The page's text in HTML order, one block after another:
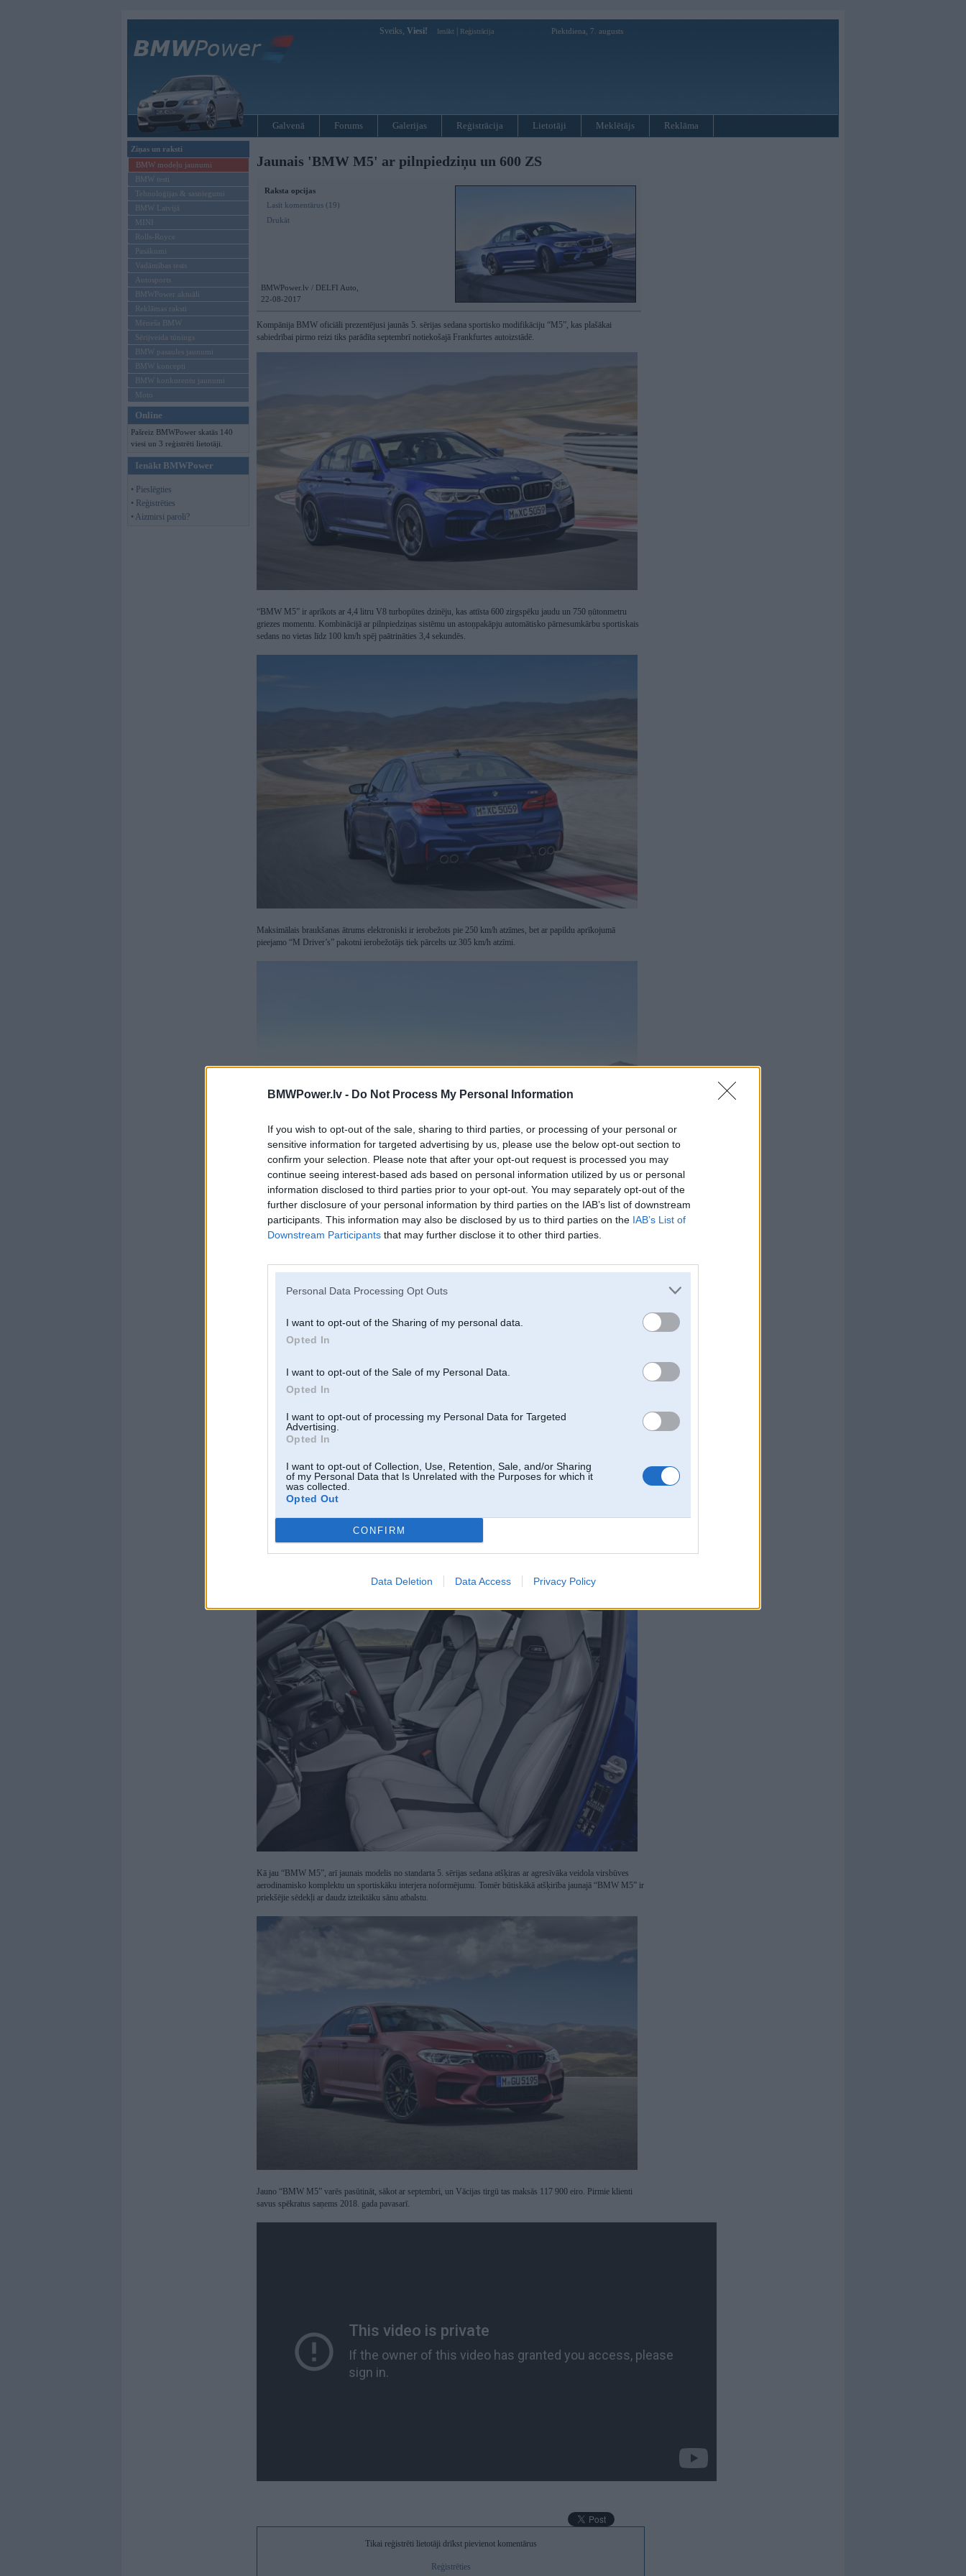
BMWPower.lv - Do Not Process My Personal Information
If you wish to opt-out of the sale, sharing to third parties, or processing of your personal or
sensitive information for targeted advertising by us, please use the below opt-out section to
confirm your selection. Please note that after your opt-out request is processed you may
continue seeing interest-based ads based on personal information utilized by us or personal
information disclosed to third parties prior to your opt-out. You may separately opt-out of the
further disclosure of your personal information by third parties on the IAB’s list of downstream
participants. This information may also be disclosed by us to third parties on the IAB’s List of
Downstream Participants that may further disclose it to other third parties.
Personal Data Processing Opt Outs
I want to opt-out of the Sharing of my personal data.
Opted In
I want to opt-out of the Sale of my Personal Data.
Opted In
I want to opt-out of processing my Personal Data for Targeted
Advertising.
Opted In
I want to opt-out of Collection, Use, Retention, Sale, and/or Sharing
of my Personal Data that Is Unrelated with the Purposes for which it
was collected.
Opted Out
CONFIRM
Data Deletion Data Access Privacy Policy
Sveiks, Viesi! Ienākt Reģistrācija Piektdiena, 7. augusts
Galvenā Forums Galerijas Reģistrācija Lietotāji Meklētājs Reklāma
Ziņas un raksti
BMW modeļu jaunumi
BMW testi
Tehnoloģijas & sasniegumi
BMW Latvijā
MINI
Rolls-Royce
Pasākumi
Vadāmības tests
Autosports
BMWPower aktuāli
Reklāmas raksti
Mēneša BMW
Sērijveida tūnings
BMW pasaules jaunumi
BMW koncepti
BMW konkurentu jaunumi
Moto
Online
Pašreiz BMWPower skatās 140
viesi un 3 reģistrēti lietotāji.
Ienākt BMWPower
• Pieslēgties
• Reģistrēties
• Aizmirsi paroli?
Jaunais 'BMW M5' ar pilnpiedziņu un 600 ZS
Raksta opcijas
Lasīt komentārus (19)
Drukāt
BMWPower.lv / DELFI Auto,
22-08-2017
Kompānija BMW oficiāli prezentējusi jaunās 5. sērijas sedana sportisko modifikāciju “M5”, kas plašākai
sabiedrībai pirmo reizi tiks parādīta septembrī notiekošajā Frankfurtes autoizstādē.
“BMW M5” ir aprīkots ar 4,4 litru V8 turbopūtes dzinēju, kas attīsta 600 zirgspēku jaudu un 750 ņūtonmetru
griezes momentu. Kombinācijā ar pilnpiedziņas sistēmu un astoņpakāpju automātisko pārnesumkārbu sportiskais
sedans no vietas līdz 100 km/h spēj paātrināties 3,4 sekundēs.
Maksimālais braukšanas ātrums elektroniski ir ierobežots pie 250 km/h atzīmes, bet ar papildu aprīkojumā
pieejamo “M Driver’s” pakotni ierobežotājs tiek pārcelts uz 305 km/h atzīmi.
Neskaitot to, ka pirmo reizi BMW vēsturē “M5” ir pieejams ar pilnpiedziņas sistēmu “M xDrive“, autoražotājs
Standartā “BMW M5” ir aprīkots ar 19 collu riteņiem, kā arī sešcilindru bremžu skavām priekšā un viena cilindra
bremzēšanas spēku, bet ir arī par 23 kilogramiem vieglākas nekā tradicionālās bremzes.
Kā jau “BMW M5”, arī jaunais modelis no standarta 5. sērijas sedana atšķiras ar agresīvāka veidola virsbūves
aerodinamisko komplektu un sportiskāku interjera noformējumu. Tomēr būtiskākā atšķirība jaunajā “BMW M5” ir
priekšējie sēdekļi ar daudz izteiktāku sānu atbalstu.
Jauno “BMW M5” varēs pasūtināt, sākot ar septembri, un Vācijas tirgū tas maksās 117 900 eiro. Pirmie klienti
savus spēkratus saņems 2018. gada pavasarī.
Tikai reģistrēti lietotāji drīkst pievienot komentārus
Reģistrēties